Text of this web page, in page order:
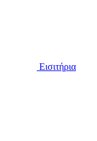
Εισιτήρια